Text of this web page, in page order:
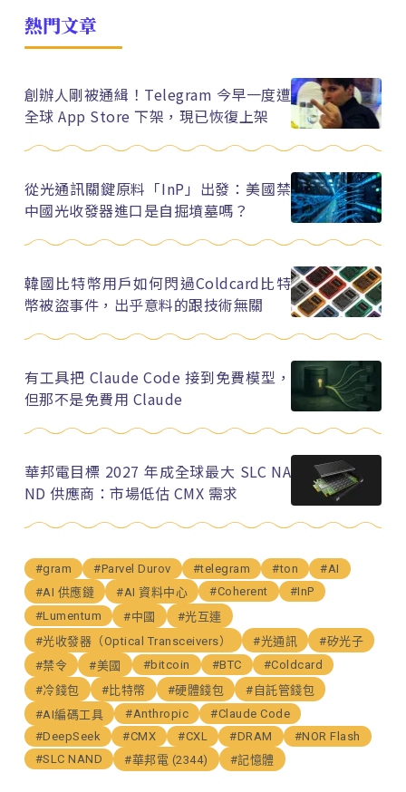
熱門文章
創辦人剛被通緝！Telegram 今早一度遭
全球 App Store 下架，現已恢復上架
從光通訊關鍵原料「InP」出發：美國禁
中國光收發器進口是自掘墳墓嗎？
韓國比特幣用戶如何閃過Coldcard比特
幣被盜事件，出乎意料的跟技術無關
有工具把 Claude Code 接到免費模型，
但那不是免費用 Claude
華邦電目標 2027 年成全球最大 SLC NA
ND 供應商：市場低估 CMX 需求
#gram #Parvel Durov #telegram #ton
#AI
#AI 供應鏈
#AI 資料中心 #Coherent
#InP
#Lumentum
#中國
#光互連
#光收發器（Optical Transceivers）
#光通訊
#矽光子
#禁令
#美國 #bitcoin #BTC
#Coldcard
#冷錢包
#比特幣 #硬體錢包
#自託管錢包
#AI編碼工具
#Anthropic
#Claude Code
#DeepSeek
#CMX #CXL #DRAM
#NOR Flash
#SLC NAND
#華邦電 (2344) #記憶體